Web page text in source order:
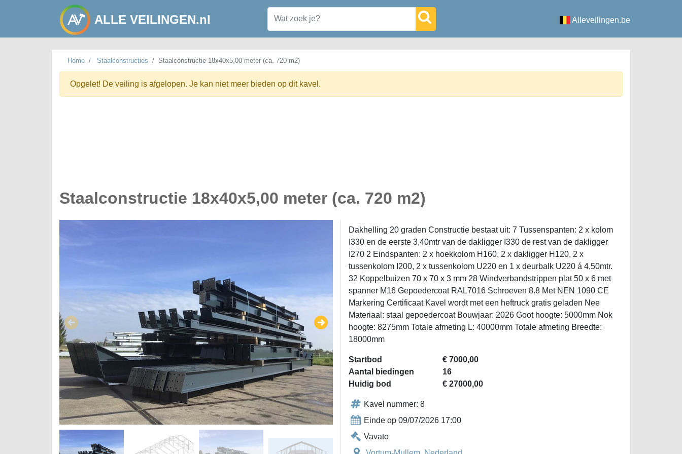
ALLE VEILINGEN.nl Alleveilingen.be
Home Staalconstructies Staalconstructie 18x40x5,00 meter (ca. 720 m2)
Opgelet! De veiling is afgelopen. Je kan niet meer bieden op dit kavel.
Staalconstructie 18x40x5,00 meter (ca. 720 m2)
Dakhelling 20 graden Constructie bestaat uit: 7 Tussenspanten: 2 x kolom
I330 en de eerste 3,40mtr van de dakligger I330 de rest van de dakligger
I270 2 Eindspanten: 2 x hoekkolom H160, 2 x dakligger H120, 2 x
tussenkolom I200, 2 x tussenkolom U220 en 1 x deurbalk U220 á 4,50mtr.
32 Koppelbuizen 70 x 70 x 3 mm 28 Windverbandstrippen plat 50 x 6 met
spanner M16 Gepoedercoat RAL7016 Schroeven 8.8 Met NEN 1090 CE
Markering Certificaat Kavel wordt met een heftruck gratis geladen Nee
Materiaal: staal gepoedercoat Bouwjaar: 2026 Goot hoogte: 5000mm Nok
hoogte: 8275mm Totale afmeting L: 40000mm Totale afmeting Breedte:
18000mm
Startbod
€ 7000,00
Aantal biedingen
16
Huidig bod
€ 27000,00
Kavel nummer: 8
Einde op 09/07/2026 17:00
Vavato